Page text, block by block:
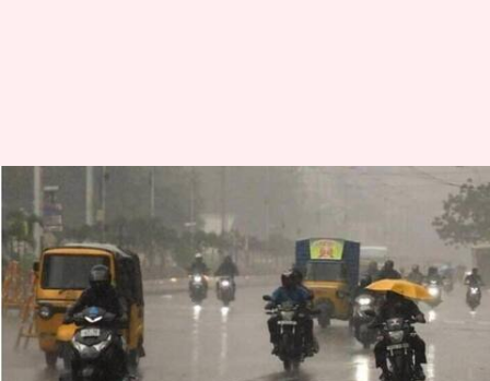
தமிழகம்: அடுத்த 7
நாட்களுக்கான வானிலை
முன்னறிவிப்பு
எழுதியவர் Sindhuja SM Feb 03, 2024 05:35 pm
செய்தி முன்னோட்டம்